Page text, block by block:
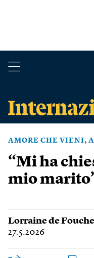
AMORE CHE VIENI,
“Mi ha
mio
Lorraine de
27.5.2026